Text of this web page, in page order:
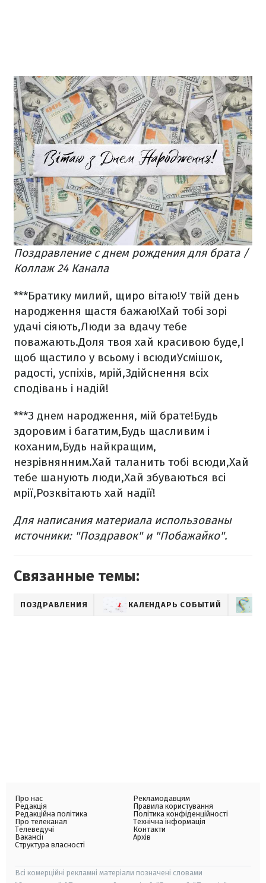
Поздравление с днем рождения для брата /
Коллаж 24 Канала
***Братику милий, щиро вітаю!У твій день
народження щастя бажаю!Хай тобі зорі
удачі сіяють,Люди за вдачу тебе
поважають.Доля твоя хай красивою буде,І
щоб щастило у всьому і всюдиУсмішок,
радості, успіхів, мрій,Здійснення всіх
сподівань і надій!
***З днем народження, мій брате!Будь
здоровим і багатим,Будь щасливим і
коханим,Будь найкращим,
незрівнянним.Хай таланить тобі всюди,Хай
тебе шанують люди,Хай збуваються всі
мрії,Розквітають хай надії!
Для написания материала использованы
источники: "Поздравок" и "Побажайко".
Связанные темы:
ПОЗДРАВЛЕНИЯ КАЛЕНДАРЬ СОБЫТИЙ
Про нас
Редакція
Редакційна політика
Про телеканал
Телеведучі
Вакансії
Структура власності
Рекламодавцям
Правила користування
Політика конфіденційності
Технічна інформація
Контакти
Архів
Всі комерційні рекламні матеріали позначені словами